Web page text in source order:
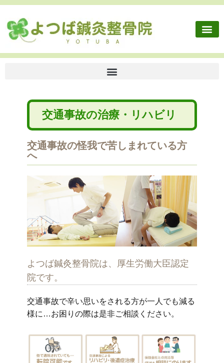
交通事故の治療・リハビリ
交通事故の怪我で苦しまれている方
へ
よつば鍼灸整骨院は、厚生労働大臣認定
院です。
交通事故で辛い思いをされる方が一人でも減る
様に…お困りの際は是非ご相談ください。